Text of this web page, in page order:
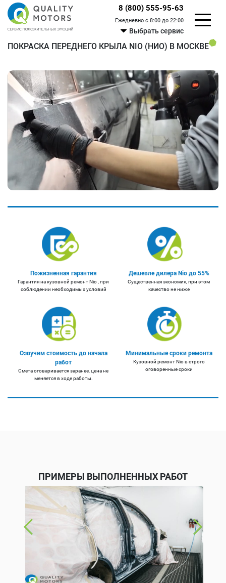
8 (800) 555-95-63
Ежедневно с 8:00 до 22:00
Выбрать сервис
ПОКРАСКА ПЕРЕДНЕГО КРЫЛА NIO (НИО) В МОСКВЕ
Пожизненная гарантия
Гарантия на кузовной ремонт Nio , при
соблюдении необходимых условий
Дешевле дилера Nio до 55%
Существенная экономия, при этом
качество не ниже
Озвучим стоимость до начала
работ
Смета оговаривается заранее, цена не
меняется в ходе работы.
Минимальные сроки ремонта
Кузовной ремонт Nio в строго
оговоренные сроки
ПРИМЕРЫ ВЫПОЛНЕННЫХ РАБОТ